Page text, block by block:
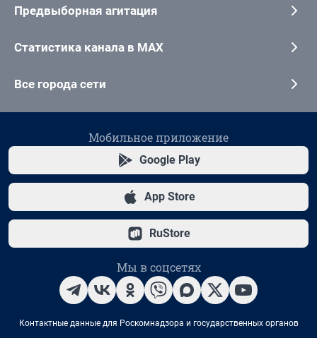
Предвыборная агитация
Статистика канала в MAX
Все города сети
Мобильное приложение
Google Play
App Store
RuStore
Мы в соцсетях
Контактные данные для Роскомнадзора и государственных органов